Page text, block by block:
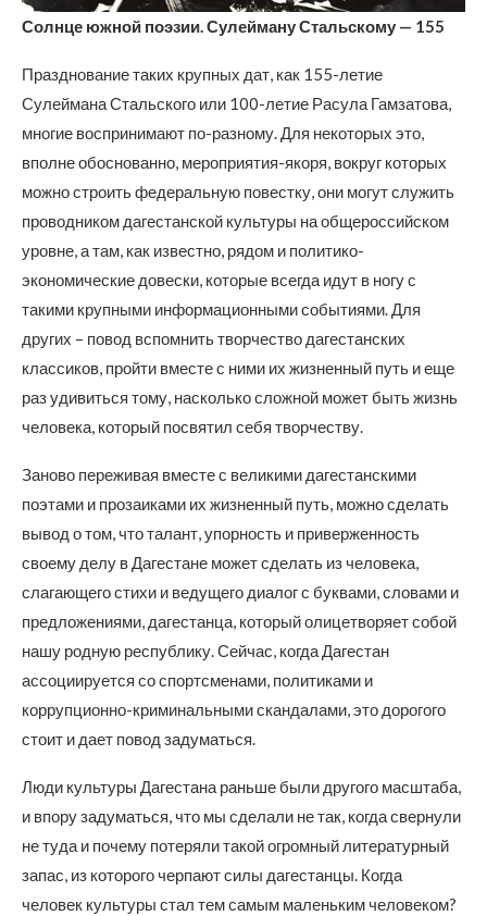
Солнце южной поэзии. Сулейману Стальскому — 155
Празднование таких крупных дат, как 155-летие
Сулеймана Стальского или 100-летие Расула Гамзатова,
многие воспринимают по-разному. Для некоторых это,
вполне обоснованно, мероприятия-якоря, вокруг которых
можно строить федеральную повестку, они могут служить
проводником дагестанской культуры на общероссийском
уровне, а там, как известно, рядом и политико-
экономические довески, которые всегда идут в ногу с
такими крупными информационными событиями. Для
других – повод вспомнить творчество дагестанских
классиков, пройти вместе с ними их жизненный путь и еще
раз удивиться тому, насколько сложной может быть жизнь
человека, который посвятил себя творчеству.
Заново переживая вместе с великими дагестанскими
поэтами и прозаиками их жизненный путь, можно сделать
вывод о том, что талант, упорность и приверженность
своему делу в Дагестане может сделать из человека,
слагающего стихи и ведущего диалог с буквами, словами и
предложениями, дагестанца, который олицетворяет собой
нашу родную республику. Сейчас, когда Дагестан
ассоциируется со спортсменами, политиками и
коррупционно-криминальными скандалами, это дорогого
стоит и дает повод задуматься.
Люди культуры Дагестана раньше были другого масштаба,
и впору задуматься, что мы сделали не так, когда свернули
не туда и почему потеряли такой огромный литературный
запас, из которого черпают силы дагестанцы. Когда
человек культуры стал тем самым маленьким человеком?